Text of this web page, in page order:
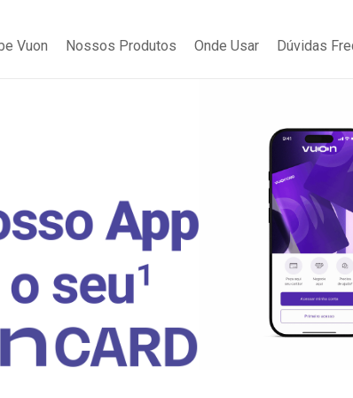
Vuon Nossos Produtos Onde Usar Dúvidas